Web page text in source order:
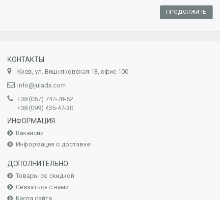
ПРОДОЛЖИТЬ
КОНТАКТЫ
Киев, ул. Вишняковская 13, офис 100
info@julada.com
+38 (067) 747-78-62
+38 (099) 435-47-30
ИНФОРМАЦИЯ
Вакансии
Информация о доставке
ДОПОЛНИТЕЛЬНО
Товары со скидкой
Связаться с нами
Карта сайта